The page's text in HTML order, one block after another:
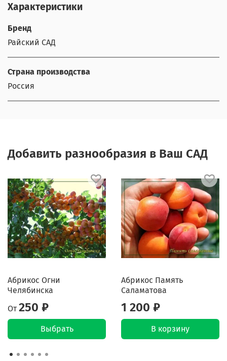
Характеристики
Бренд
Райский САД
Страна производства
Россия
Добавить разнообразия в Ваш САД
Абрикос Огни
Челябинска
От 250 ₽
Выбрать
Абрикос Память
Саламатова
1 200 ₽
В корзину